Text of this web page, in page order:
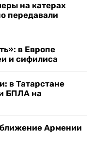
на катерах
передавали
в Европе
и сифилиса
в Татарстане
БПЛА на
Армении